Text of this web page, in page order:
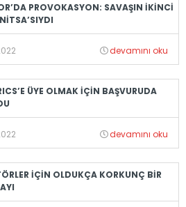
PROVOKASYON: SAVAŞIN İKİNCİ
devamını oku
ÜYE OLMAK İÇİN BAŞVURUDA
devamını oku
İÇİN OLDUKÇA KORKUNÇ BİR